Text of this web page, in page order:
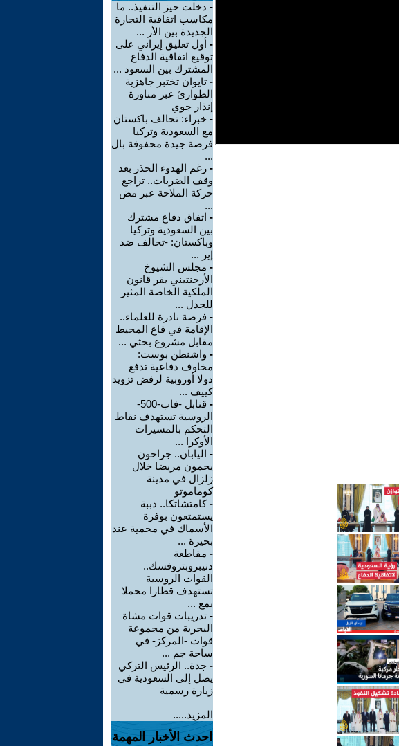
- دخلت حيز التنفيذ.. ما
مكاسب اتفاقية التجارة
الجديدة بين الأر ...
- أول تعليق إيراني على
توقيع اتفاقية الدفاع
المشترك بين السعود ...
- تايوان تختبر جاهزية
الطوارئ عبر مناورة
إنذار جوي
- خبراء: تحالف باكستان
مع السعودية وتركيا
فرصة جيدة محفوفة بال
...
- رغم الهدوء الحذر بعد
وقف الضربات.. تراجع
حركة الملاحة عبر مض
...
- اتفاق دفاع مشترك
بين السعودية وتركيا
وباكستان: -تحالف ضد
إير ...
- مجلس الشيوخ
الأرجنتيني يقر قانون
الملكية الخاصة المثير
للجدل ...
- فرصة نادرة للعلماء..
الإقامة في قاع المحيط
مقابل مشروع بحثي ...
- واشنطن بوست:
مخاوف دفاعية تدفع
دولا أوروبية لرفض تزويد
كييف ...
-
قنابل -فاب-500-
الروسية تستهدف نقاط
التحكم بالمسيرات
الأوكرا ...
- اليابان.. جراحون
يحمون مريضا خلال
زلزال في مدينة
كوماموتو
-كامتشاتكا.. دببة
يستمتعون بوفرة
الأسماك في محمية عند
بحيرة ...
- مقاطعة
دنيبروبتروفسك..
القوات الروسية
تستهدف قطارا محملا
بمع ...
- تدريبات قوات مشاة
البحرية من مجموعة
قوات -المركز- في
ساحة جم ...
- جدة.. الرئيس التركي
يصل إلى السعودية في
زيارة رسمية
المزيد.....
احدث الأخبار المهمة